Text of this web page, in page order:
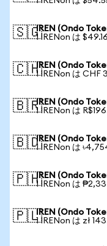
🇸🇬IREN (Ondo
1 IRENon は
🇨🇭IREN (Ondo
1 IRENon は CHF
🇧🇷IREN (Ondo
1 IRENon は
🇧🇩IREN (Ondo
1 IRENon は
🇵🇭IREN (Ondo
1 IRENon は
🇵🇱IREN (Ondo
1 IRENon は zł